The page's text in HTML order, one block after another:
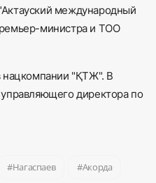
международный
министра и ТОО
нацкомпании "ҚТЖ". В
директора по
Нагаспаев Акорда